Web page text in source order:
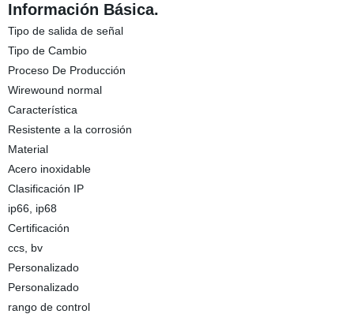
Información Básica.
Tipo de salida de señal
Tipo de Cambio
Proceso De Producción
Wirewound normal
Característica
Resistente a la corrosión
Material
Acero inoxidable
Clasificación IP
ip66, ip68
Certificación
ccs, bv
Personalizado
Personalizado
rango de control